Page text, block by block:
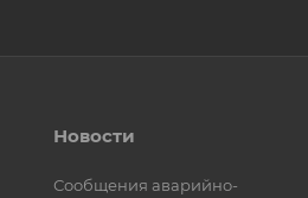
Новости
Сообщения аварийно-